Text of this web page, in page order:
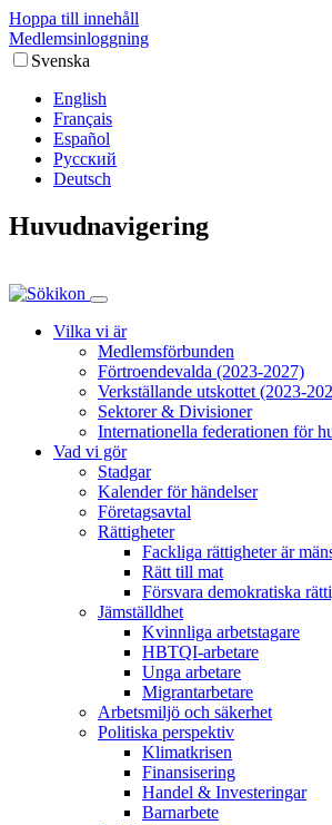
Hoppa till innehåll
Medlems­inloggning
Svenska
English
Français
Español
Русский
Deutsch
Huvudnavigering
Vilka vi är
Medlemsförbunden
Förtroendevalda (2023-2027)
Verkställande utskottet (2023-
Sektorer & Divisioner
Internationella federationen för
Vad vi gör
Stadgar
Kalender för händelser
Företagsavtal
Rättigheter
Fackliga rättigheter är
Rätt till mat
Försvara demokratiska
Jämställdhet
Kvinnliga arbetstagare
HBTQI-arbetare
Unga arbetare
Migrantarbetare
Arbetsmiljö och säkerhet
Politiska perspektiv
Klimatkrisen
Finansisering
Handel & Investeringar
Barnarbete